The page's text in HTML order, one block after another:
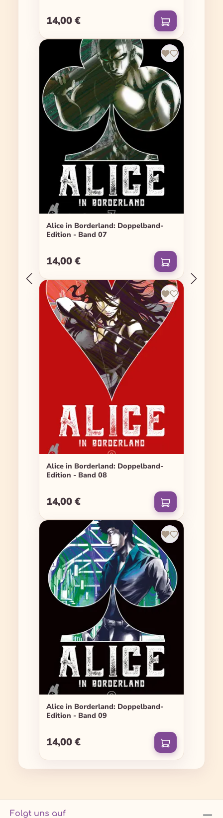
Regulärer Preis:
14,00 €
Alice in Borderland: Doppelband-
Edition - Band 07
Regulärer Preis:
14,00 €
Alice in Borderland: Doppelband-
Edition - Band 08
Regulärer Preis:
14,00 €
Alice in Borderland: Doppelband-
Edition - Band 09
Regulärer Preis:
14,00 €
Folgt uns auf